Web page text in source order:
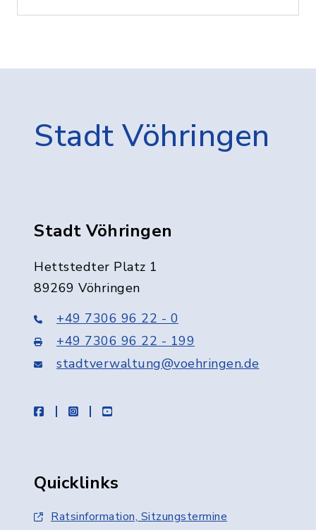
Stadt Vöhringen
Stadt Vöhringen
Hettstedter Platz 1
89269 Vöhringen
+49 7306 96 22 - 0
+49 7306 96 22 - 199
stadtverwaltung@voehringen.de
facebookinstagramyoutube
Quicklinks
Ratsinformation, Sitzungstermine